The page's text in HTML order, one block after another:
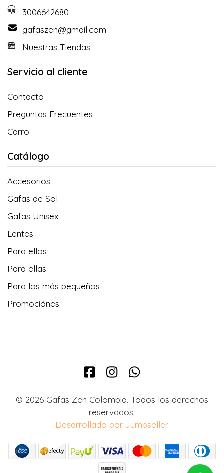
3006642680
gafaszen@gmail.com
Nuestras Tiendas
Servicio al cliente
Contacto
Preguntas Frecuentes
Carro
Catálogo
Accesorios
Gafas de Sol
Gafas Unisex
Lentes
Para ellos
Para ellas
Para los más pequeños
Promociónes
© 2026 Gafas Zen Colombia. Todos los derechos
reservados.
Desarrollado por Jumpseller.